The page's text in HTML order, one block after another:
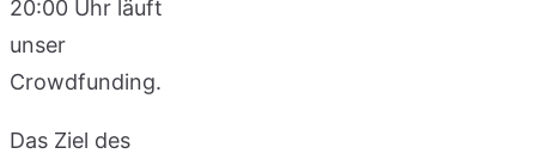
20:00 Uhr läuft
unser
Crowdfunding.
Das Ziel des